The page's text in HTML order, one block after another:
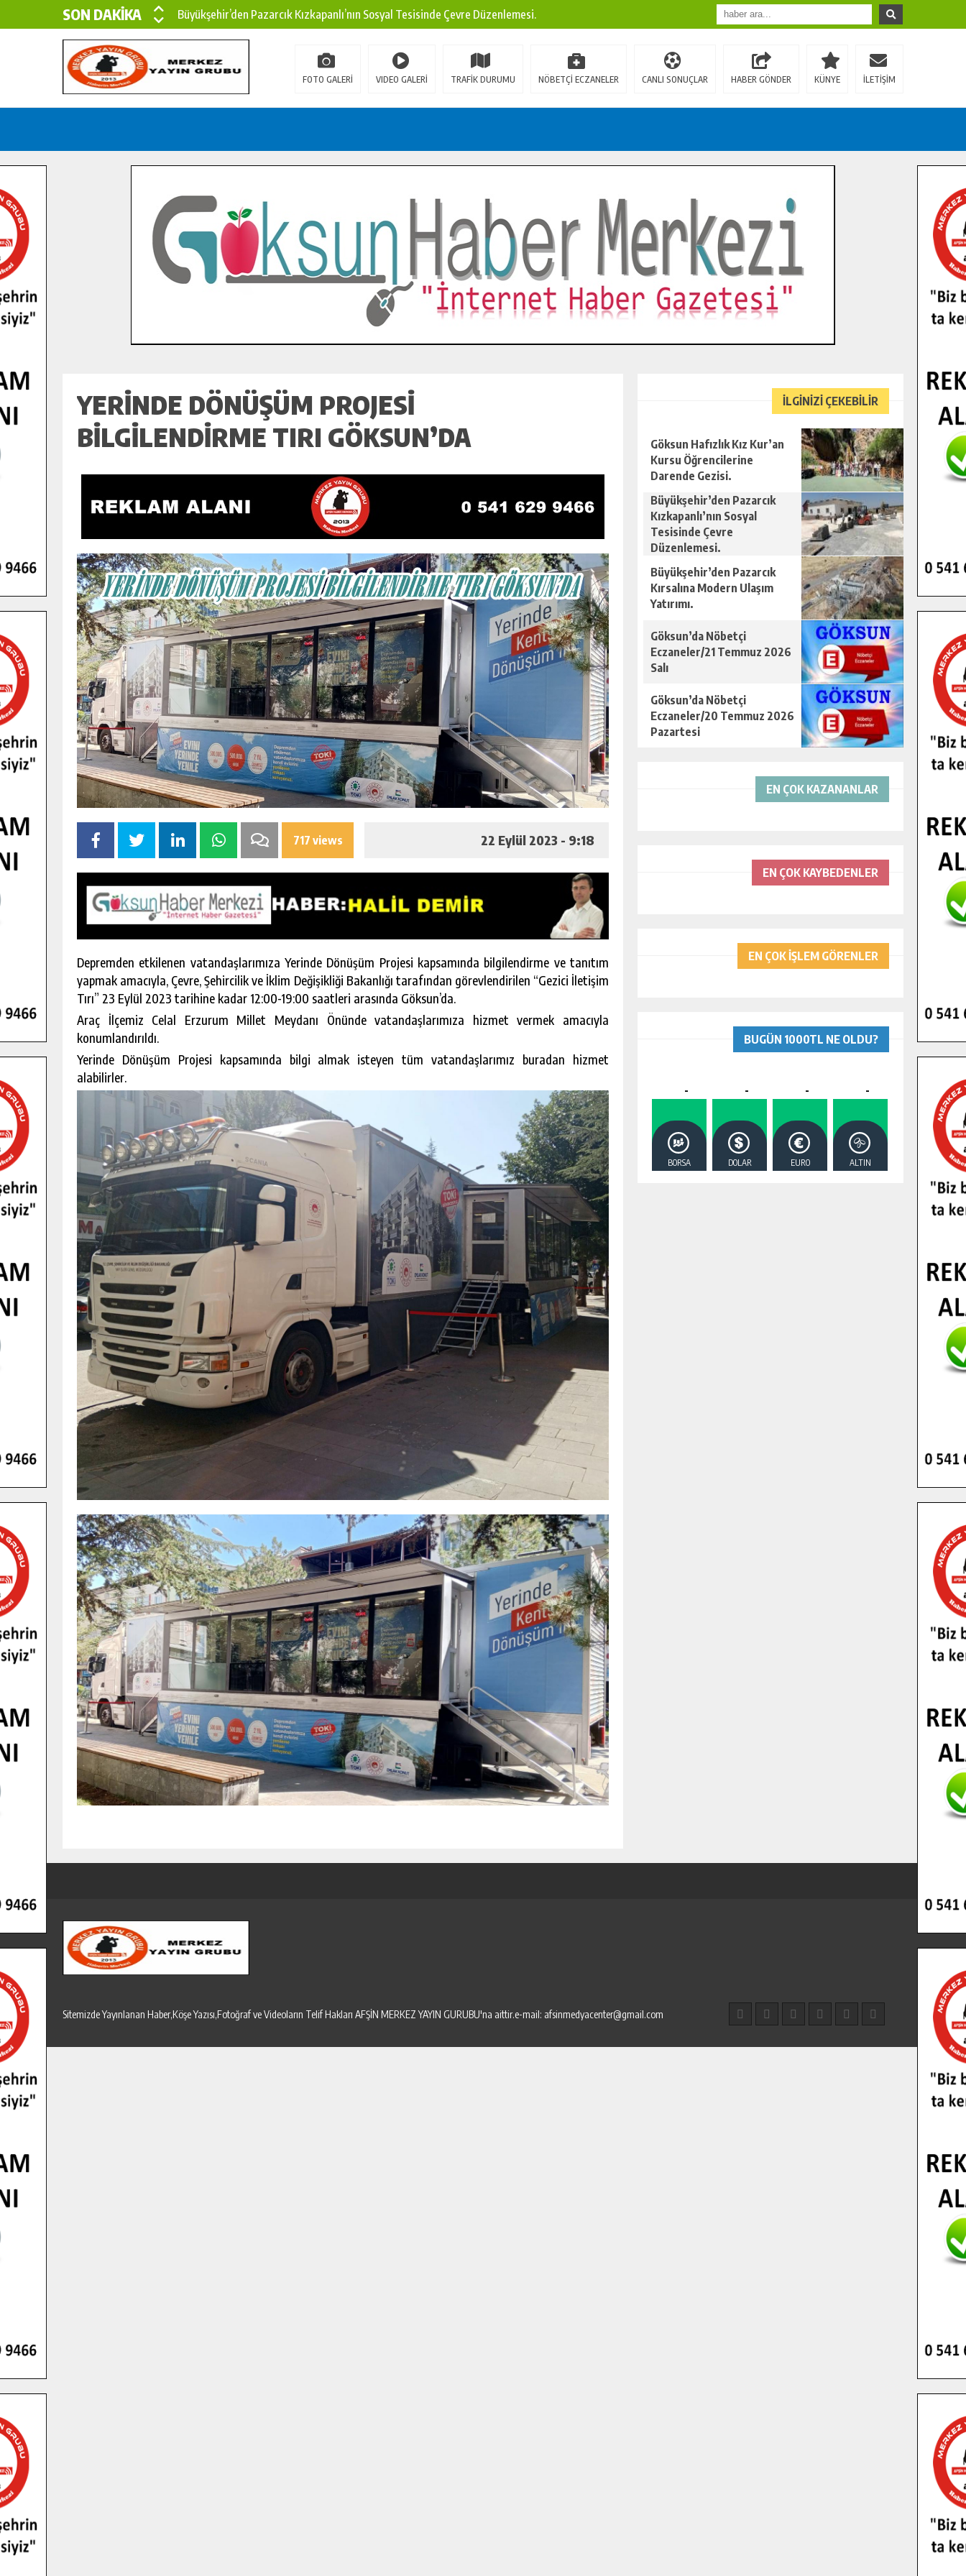
SON DAKİKA
Büyükşehir’den Pazarcık Kızkapanlı’nın Sosyal Tesisinde Çevre Düzenlemesi.
Büyükşehir’den Pazarcık Kırsalına Modern Ulaşım Yatırımı.
Çin’den KSÜ’ye Uluslararası Başarı: Edinilen Bilgi Türk Tarımına Katkı Sağlayacak.
İlçe Jandarma Komutanı Karakaya’dan Başkan Cüce’ye Veda Ziyareti.
Bertiz’in Yeni Köprüsünde Sona Doğru.
FOTO GALERİ VIDEO GALERİ TRAFİK DURUMU NÖBETÇİ ECZANELER CANLI SONUÇLAR HABER GÖNDER KÜNYE İLETİŞİM
YERİNDE DÖNÜŞÜM PROJESİ
BİLGİLENDİRME TIRI GÖKSUN’DA
717 views 22 Eylül 2023 - 9:18
Depremden etkilenen vatandaşlarımıza Yerinde Dönüşüm Projesi kapsamında bilgilendirme ve tanıtım
yapmak amacıyla, Çevre, Şehircilik ve İklim Değişikliği Bakanlığı tarafından görevlendirilen “Gezici İletişim
Tırı” 23 Eylül 2023 tarihine kadar 12:00-19:00 saatleri arasında Göksun’da.
Araç İlçemiz Celal Erzurum Millet Meydanı Önünde vatandaşlarımıza hizmet vermek amacıyla
konumlandırıldı.
Yerinde Dönüşüm Projesi kapsamında bilgi almak isteyen tüm vatandaşlarımız buradan hizmet
alabilirler.
İLGİNİZİ ÇEKEBİLİR
Göksun Hafızlık Kız Kur’an
Kursu Öğrencilerine
Darende Gezisi.
Büyükşehir’den Pazarcık
Kızkapanlı’nın Sosyal
Tesisinde Çevre
Düzenlemesi.
Büyükşehir’den Pazarcık
Kırsalına Modern Ulaşım
Yatırımı.
Göksun’da Nöbetçi
Eczaneler/21 Temmuz 2026
Salı
Göksun’da Nöbetçi
Eczaneler/20 Temmuz 2026
Pazartesi
EN ÇOK KAZANANLAR
EN ÇOK KAYBEDENLER
EN ÇOK İŞLEM GÖRENLER
BUGÜN 1000TL NE OLDU?
-
BORSA
-
DOLAR
-
EURO
-
ALTIN
Sitemizde Yayınlanan Haber,Köşe Yazısı,Fotoğraf ve Videoların Telif Hakları AFŞİN MERKEZ YAYIN GURUBU'na aittir.e-mail: afsinmedyacenter@gmail.com